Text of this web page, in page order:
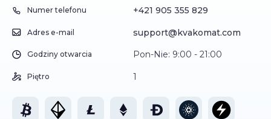
Numer telefonu +421 905 355 829
Adres e-mail support@kvakomat.com
Godziny otwarcia Pon-Nie: 9:00 - 21:00
Piętro 1